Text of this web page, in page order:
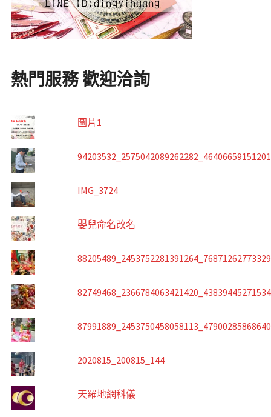
熱門服務 歡迎洽詢
圖片1
IMG_3724
嬰兒命名改名
2020815_200815_144
天羅地網科儀